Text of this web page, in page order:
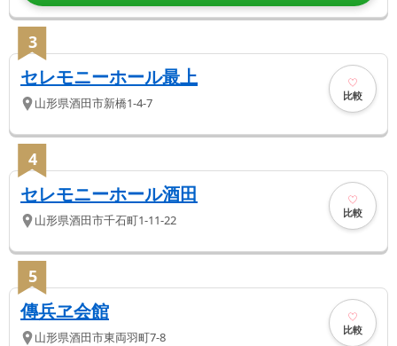
3
セレモニーホール最上
山形県酒田市新橋1-4-7 比較
4
セレモニーホール酒田
山形県酒田市千石町1-11-22 比較
5
傳兵ヱ会館
山形県酒田市東両羽町7-8 比較